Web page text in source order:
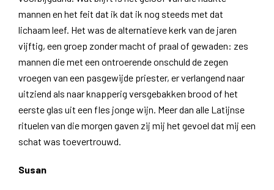
mannen en het feit dat ik dat ik nog steeds met dat
lichaam leef. Het was de alternatieve kerk van de jaren
vijftig, een groep zonder macht of praal of gewaden: zes
mannen die met een ontroerende onschuld de zegen
vroegen van een pasgewijde priester, er verlangend naar
uitziend als naar knapperig versgebakken brood of het
eerste glas uit een fles jonge wijn. Meer dan alle Latijnse
rituelen van die morgen gaven zij mij het gevoel dat mij een
schat was toevertrouwd.
Susan